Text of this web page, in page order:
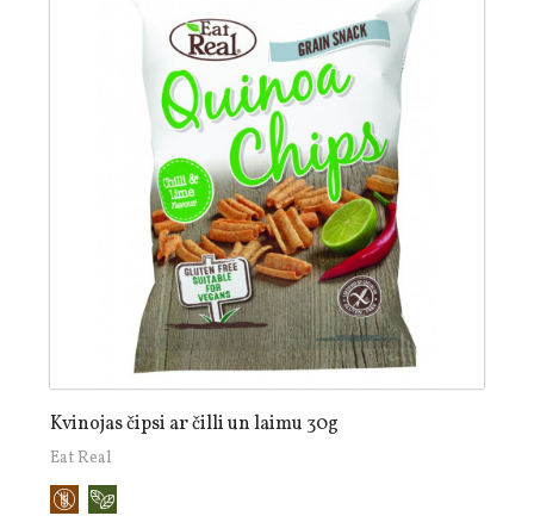
Kvinojas čipsi ar čilli un laimu 30g
Eat Real